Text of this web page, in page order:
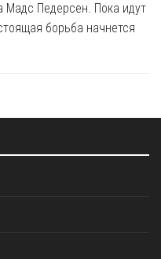
Мадс Педерсен. Пока идут
борьба начнется